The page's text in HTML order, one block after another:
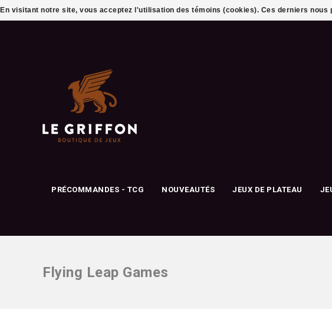
PRÉCOMMANDES - TCG NOUVEAUTÉS JEUX DE PLATEAU
Flying Leap Games
En visitant notre site, vous acceptez l'utilisation des témoins (cookies). Ces derniers